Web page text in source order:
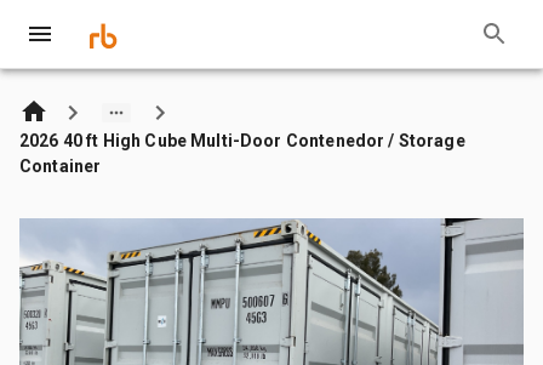
2026 40 ft High Cube Multi-Door Contenedor / Storage
Container